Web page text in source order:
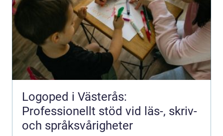
Logoped i Västerås:
Professionellt stöd vid läs-, skriv-
och språksvårigheter